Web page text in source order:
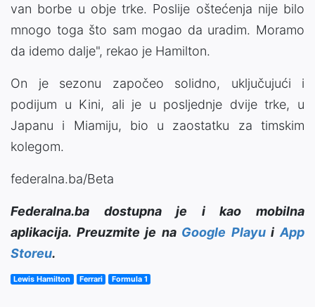
van borbe u obje trke. Poslije oštećenja nije bilo
mnogo toga što sam mogao da uradim. Moramo
da idemo dalje", rekao je Hamilton.
On je sezonu započeo solidno, uključujući i
podijum u Kini, ali je u posljednje dvije trke, u
Japanu i Miamiju, bio u zaostatku za timskim
kolegom.
federalna.ba/Beta
Federalna.ba dostupna je i kao mobilna
aplikacija. Preuzmite je na Google PlayuiApp
Storeu.
Lewis Hamilton Ferrari Formula 1